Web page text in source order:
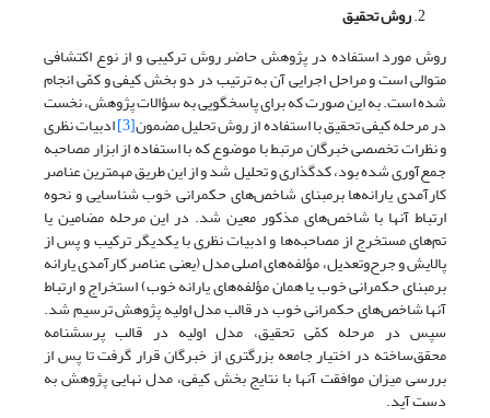
روش تحقیق
روش مورد استفاده در پژوهش حاضر روش ترکیبی و از نوع اکتشافی
متوالی است و مراحل اجرایی آن به ترتیب در دو بخش کیفی و کمّی انجام
شده است. به این صورت که برای پاسخگویی به سؤالات پژوهش، نخست
در مرحله کیفی تحقیق با استفاده از روش تحلیل مضمون[3] ادبیات نظری
و نظرات تخصصی خبرگان مرتبط با موضوع که با استفاده از ابزار مصاحبه
جمع‌آوری شده بود، کدگذاری و تحلیل شد و از این طریق مهمترین عناصر
کارآمدی یارانه‌ها بر‌مبنای شاخص‌های حکمرانی خوب شناسایی و نحوه
ارتباط آنها با شاخص‌های مذکور معین شد. در این مرحله مضامین یا
تم‌های مستخرج از مصاحبه‌ها و ادبیات نظری با یکدیگر ترکیب‌‌ و پس از
پالایش و جرح‌وتعدیل، مؤلفه‌های اصلی مدل (یعنی عناصر کارآمدی یارانه
برمبنای حکمرانی خوب یا همان مؤلفه‌های یارانه خوب) استخراج و ارتباط
آنها شاخص‌های حکمرانی خوب در قالب مدل اولیه پژوهش ترسیم شد.
سپس در مرحله کمّی تحقیق، مدل اولیه در قالب پرسشنامه
محقق‌ساخته در اختیار جامعه بزرگتری از خبرگان قرار گرفت تا پس از
بررسی میزان موافقت آنها با نتایج بخش کیفی، مدل نهایی پژوهش به
دست آید.